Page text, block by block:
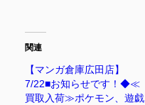
関連
【マンガ倉庫広田店】
7/22■お知らせです！◆≪
買取入荷≫ポケモン、遊戯